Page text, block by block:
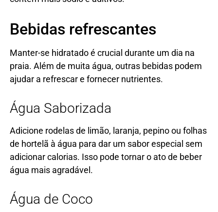
Bebidas refrescantes
Manter-se hidratado é crucial durante um dia na
praia. Além de muita água, outras bebidas podem
ajudar a refrescar e fornecer nutrientes.
Água Saborizada
Adicione rodelas de limão, laranja, pepino ou folhas
de hortelã à água para dar um sabor especial sem
adicionar calorias. Isso pode tornar o ato de beber
água mais agradável.
Água de Coco